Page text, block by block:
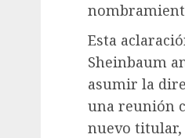
Esta
Sheinbaum
asumir la
una reunión
nuevo titular,